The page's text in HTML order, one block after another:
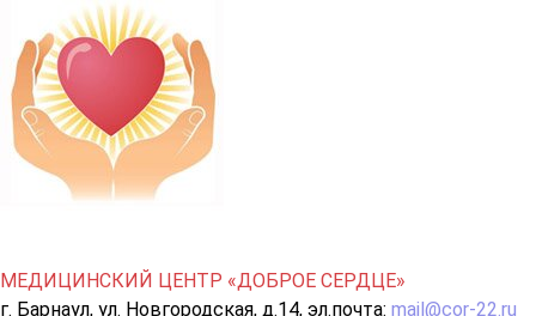
МЕДИЦИНСКИЙ ЦЕНТР «ДОБРОЕ СЕРДЦЕ»
г. Барнаул, ул. Новгородская, д.14, эл.почта: mail@cor-22.ru